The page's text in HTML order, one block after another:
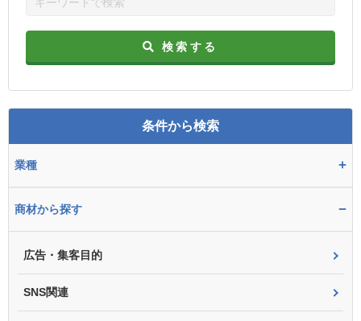
検索する
条件から検索
業種 +
商材から探す −
広告・集客目的
SNS関連